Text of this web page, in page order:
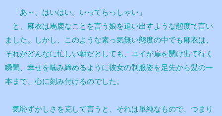
「あ～、はいはい。いってらっしゃい」
と、麻衣は馬鹿なことを言う娘を追い出すような態度で言い
ました。しかし、このような素っ気無い態度の中でも麻衣は、
それがどんなに忙しい朝だとしても、ユイが扉を開け出て行く
瞬間、幸せを噛み締めるように彼女の制服姿を足先から髪の一
本まで、心に刻み付けるのでした。
気恥ずかしさを克して言うと、それは単純なもので、つまり